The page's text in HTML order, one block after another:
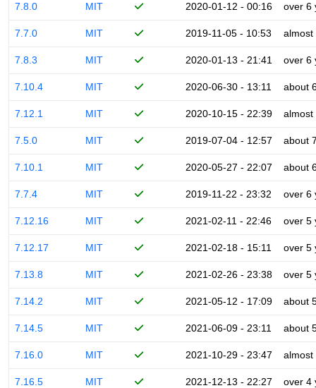
7.8.0 MIT 2020-01-12 - 00:16 over 6
7.7.0 MIT 2019-11-05 - 10:53 almost
7.8.3 MIT 2020-01-13 - 21:41 over 6
7.10.4 MIT 2020-06-30 - 13:11 about
7.12.1 MIT 2020-10-15 - 22:39 almost
7.5.0 MIT 2019-07-04 - 12:57 about
7.10.1 MIT 2020-05-27 - 22:07 about
7.7.4 MIT 2019-11-22 - 23:32 over 6
7.12.16 MIT 2021-02-11 - 22:46 over 5
7.12.17 MIT 2021-02-18 - 15:11 over 5
7.13.8 MIT 2021-02-26 - 23:38 over 5
7.14.2 MIT 2021-05-12 - 17:09 about
7.14.5 MIT 2021-06-09 - 23:11 about
7.16.0 MIT 2021-10-29 - 23:47 almost
7.16.5 MIT 2021-12-13 - 22:27 over 4